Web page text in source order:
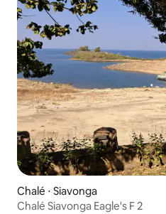
Chalé ⋅ Siavonga
Chalé Siavonga Eagle's F 2